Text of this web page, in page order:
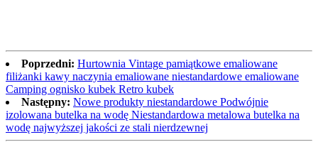
Poprzedni: Hurtownia Vintage pamiątkowe emaliowane
filiżanki kawy naczynia emaliowane niestandardowe emaliowane
Camping ognisko kubek Retro kubek
Następny: Nowe produkty niestandardowe Podwójnie
izolowana butelka na wodę Niestandardowa metalowa butelka na
wodę najwyższej jakości ze stali nierdzewnej